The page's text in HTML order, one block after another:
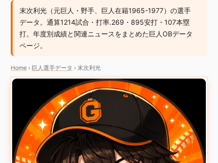
末次利光（元巨人・野手、巨人在籍1965-1977）の選手
データ。通算1214試合・打率.269・895安打・107本塁
打。年度別成績と関連ニュースをまとめた巨人OBデータ
ページ。
Home › 巨人選手データ › 末次利光